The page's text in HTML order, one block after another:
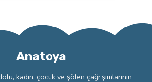
Anatoya
kadın, çocuk ve şölen çağrışımlarının